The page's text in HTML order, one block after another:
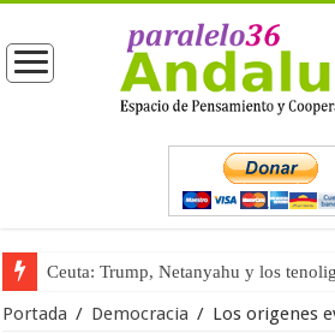
Ceuta: Trump, Netanyahu y los
Portada / Democracia / Los origenes